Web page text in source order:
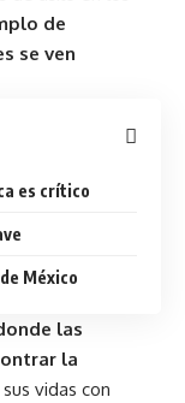
de
se ven
es crítico
México
las
la
vidas con